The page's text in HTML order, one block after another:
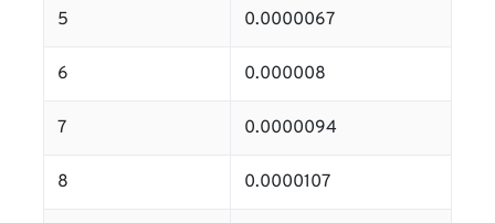
5 0.0000067
6 0.000008
7 0.0000094
8 0.0000107